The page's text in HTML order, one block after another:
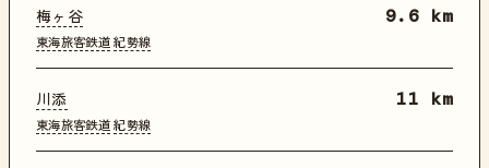
梅ヶ谷
東海旅客鉄道 紀勢線
9.6 km
川添
東海旅客鉄道 紀勢線
11 km